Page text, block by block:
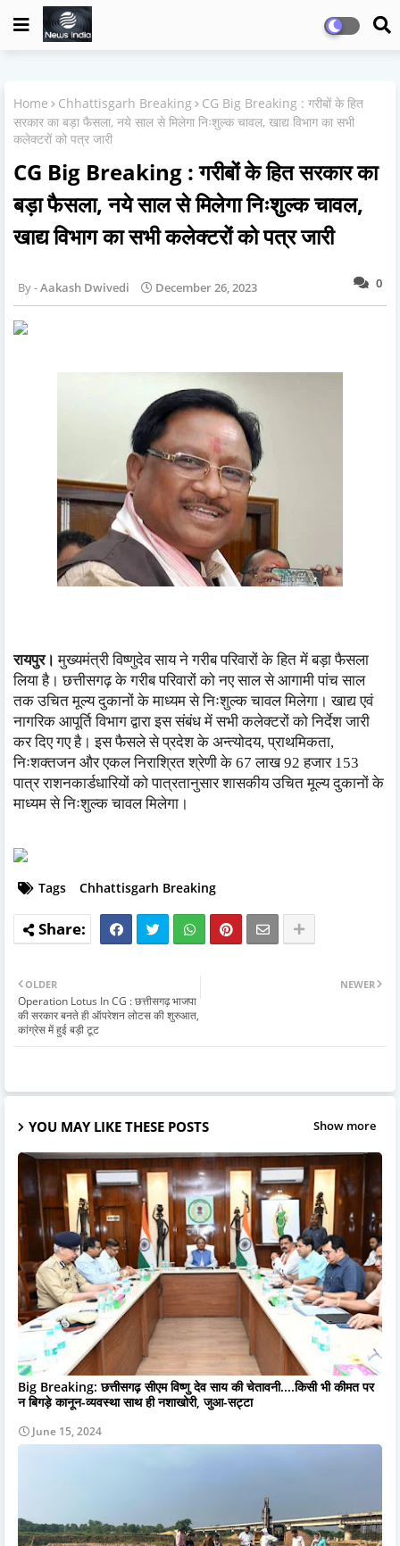
Home Chhattisgarh Breaking
CG Big Breaking : गरीबों के हित
सरकार का बड़ा फैसला, नये साल से मिलेगा निःशुल्क चावल, खाद्य विभाग का सभी
कलेक्टरों को पत्र जारी
CG Big Breaking : गरीबों के हित सरकार का
बड़ा फैसला, नये साल से मिलेगा निःशुल्क चावल,
खाद्य विभाग का सभी कलेक्टरों को पत्र जारी
0
Aakash Dwivedi December 26, 2023
रायपुर। मुख्यमंत्री विष्णुदेव साय ने गरीब परिवारों के हित में बड़ा फैसला
लिया है। छत्तीसगढ़ के गरीब परिवारों को नए साल से आगामी पांच साल
तक उचित मूल्य दुकानों के माध्यम से निःशुल्क चावल मिलेगा। खाद्य एवं
नागरिक आपूर्ति विभाग द्वारा इस संबंध में सभी कलेक्टरों को निर्देश जारी
कर दिए गए है। इस फैसले से प्रदेश के अन्त्योदय, प्राथमिकता,
निःशक्तजन और एकल निराश्रित श्रेणी के 67 लाख 92 हजार 153
पात्र राशनकार्डधारियों को पात्रतानुसार शासकीय उचित मूल्य दुकानों के
माध्यम से निःशुल्क चावल मिलेगा।
Tags Chhattisgarh Breaking
NEWER
OLDER
Operation Lotus In CG : छत्तीसगढ़ भाजपा
की सरकार बनते ही ऑपरेशन लोटस की शुरुआत,
कांग्रेस में हुई बड़ी टूट
YOU MAY LIKE THESE POSTS Show more
Big Breaking: छत्तीसगढ़ सीएम विष्णु देव साय की चेतावनी....किसी भी कीमत पर
न बिगड़े कानून-व्यवस्था साथ ही नशाखोरी, जुआ-सट्टा
June 15, 2024